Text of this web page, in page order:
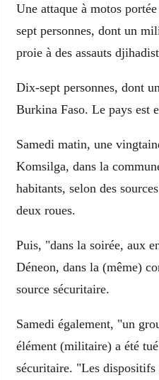
Une attaque à motos
sept personnes, dont un
proie à des assauts
Dix-sept personnes, dont
Burkina Faso. Le pays est
Samedi matin, une
Komsilga, dans la
habitants, selon des
deux roues.
Puis, "dans la soirée, aux
Déneon, dans la (même)
source sécuritaire.
Samedi également, "un
élément (militaire) a été
sécuritaire. "Les dispositifs